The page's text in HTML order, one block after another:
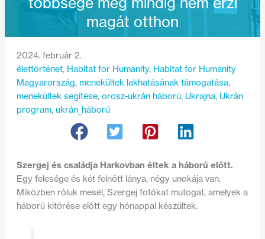
magát otthon
2024. február 2.
élettörténet, Habitat for Humanity, Habitat for Humanity
Magyarország, menekültek lakhatásának támogatása,
menekültek segítése, orosz-ukrán háború, Ukrajna, Ukrán
program, ukrán_háború
Szergej és családja Harkovban éltek a háború előtt.
Egy felesége és két felnőtt lánya, négy unokája van.
Miközben róluk mesél, Szergej fotókat mutogat, amelyek a
háború kitörése előtt egy hónappal készültek.